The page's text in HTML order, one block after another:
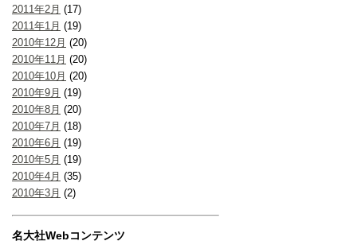
2011年2月 (17)
2011年1月 (19)
2010年12月 (20)
2010年11月 (20)
2010年10月 (20)
2010年9月 (19)
2010年8月 (20)
2010年7月 (18)
2010年6月 (19)
2010年5月 (19)
2010年4月 (35)
2010年3月 (2)
名大社Webコンテンツ